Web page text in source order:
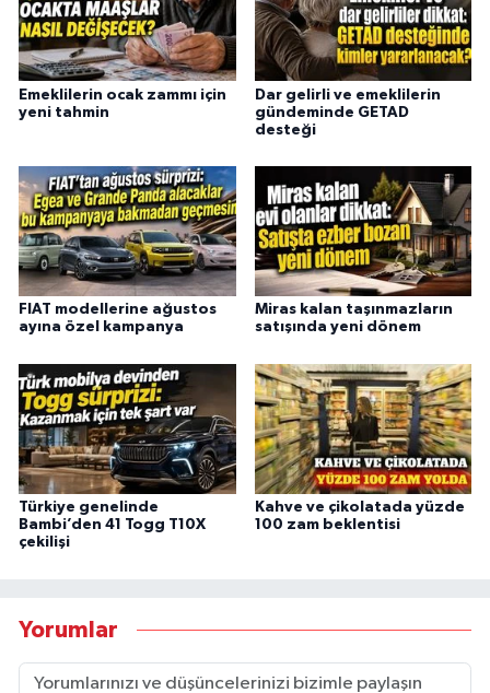
Emeklilerin ocak zammı için
yeni tahmin
Dar gelirli ve emeklilerin
gündeminde GETAD
desteği
FIAT modellerine ağustos
ayına özel kampanya
Miras kalan taşınmazların
satışında yeni dönem
Türkiye genelinde
Bambi’den 41 Togg T10X
çekilişi
Kahve ve çikolatada yüzde
100 zam beklentisi
Yorumlar